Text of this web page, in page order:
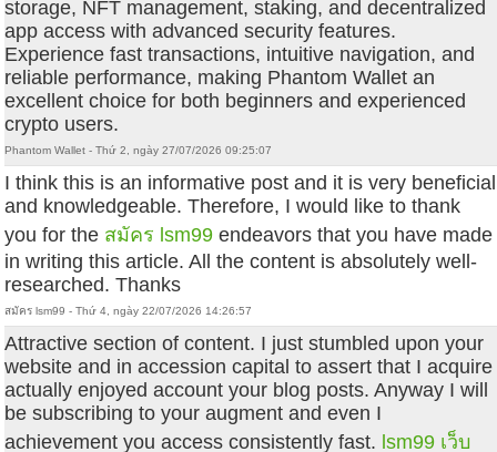
storage, NFT management, staking, and decentralized
app access with advanced security features.
Experience fast transactions, intuitive navigation, and
reliable performance, making Phantom Wallet an
excellent choice for both beginners and experienced
crypto users.
Phantom Wallet - Thứ 2, ngày 27/07/2026 09:25:07
I think this is an informative post and it is very beneficial
and knowledgeable. Therefore, I would like to thank
you for the สมัคร lsm99 endeavors that you have made
in writing this article. All the content is absolutely well-
researched. Thanks
สมัคร lsm99 - Thứ 4, ngày 22/07/2026 14:26:57
Attractive section of content. I just stumbled upon your
website and in accession capital to assert that I acquire
actually enjoyed account your blog posts. Anyway I will
be subscribing to your augment and even I
achievement you access consistently fast. lsm99 เว็บ